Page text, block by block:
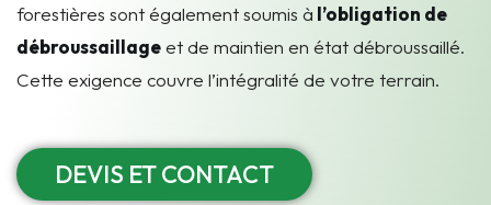
forestières sont également soumis à l’obligation de
débroussaillageet de maintien en état débroussaillé.
Cette exigence couvre l’intégralité de votre terrain.
DEVIS ET CONTACT